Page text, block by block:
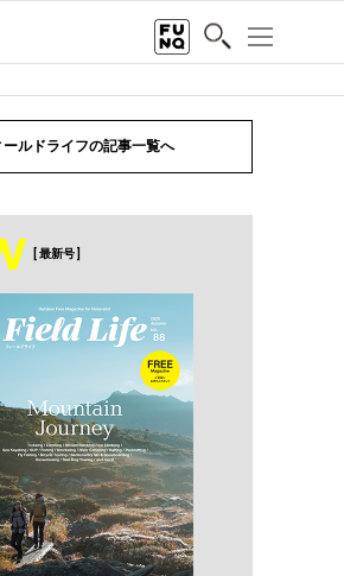
ールドライフの記事一覧へ
[ 最新号 ]